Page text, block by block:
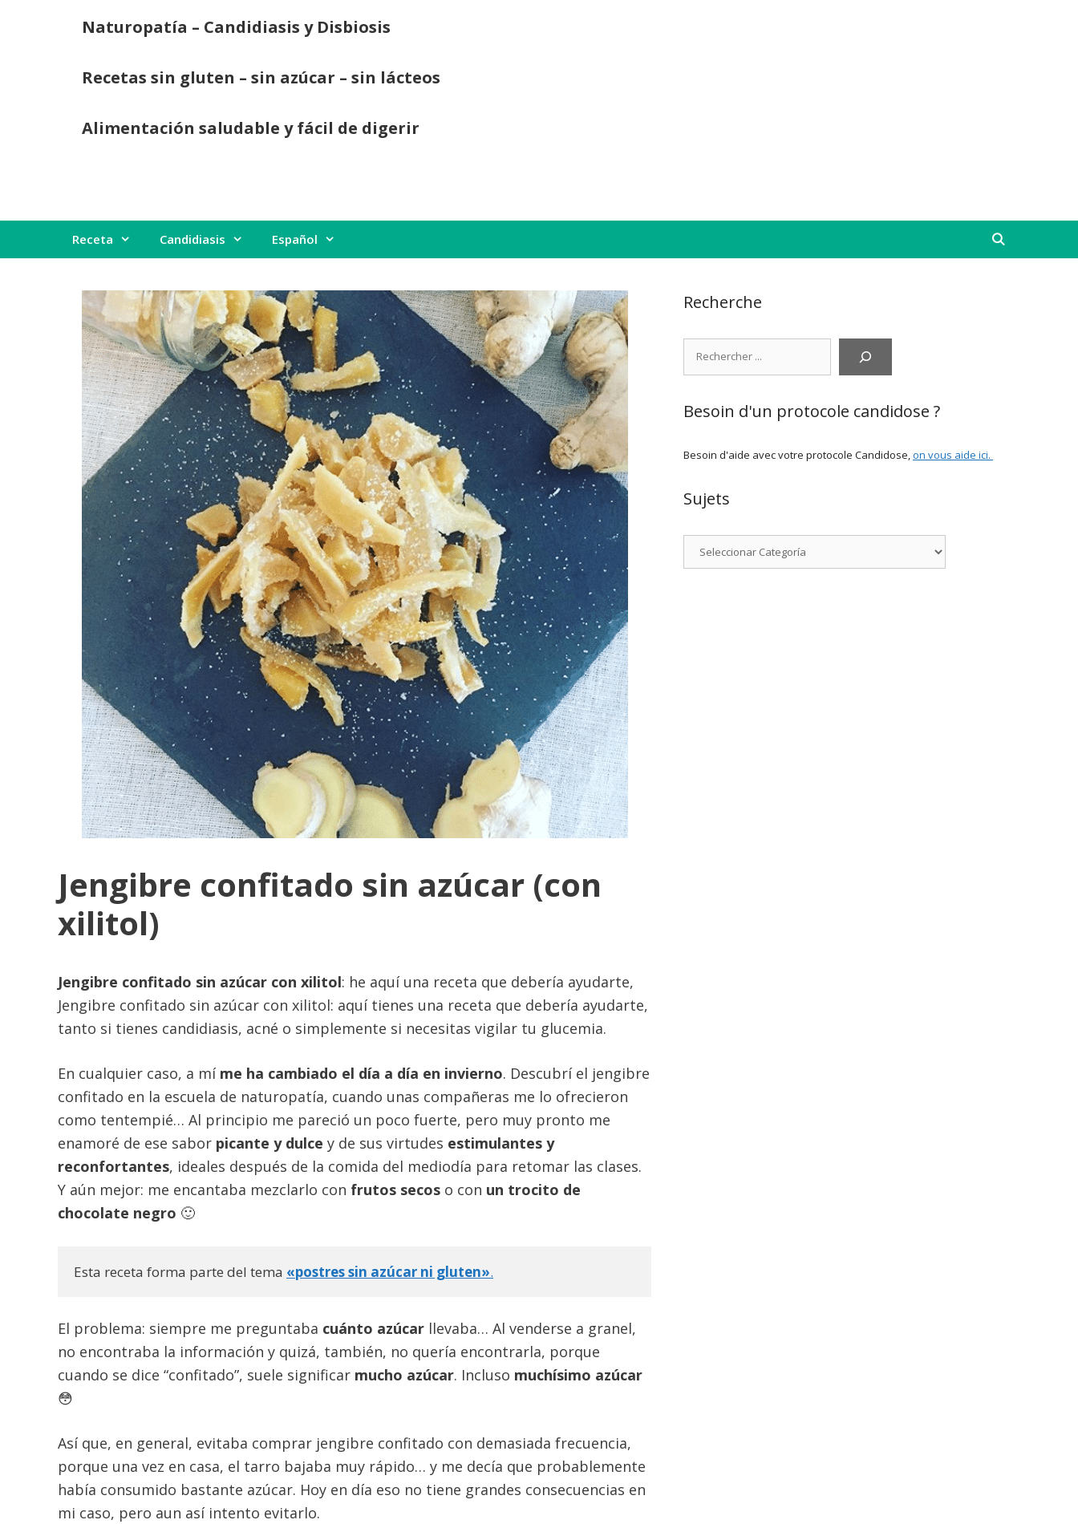
Naturopatía – Candidiasis y Disbiosis
Recetas sin gluten – sin azúcar – sin lácteos
Alimentación saludable y fácil de digerir
Receta Candidiasis Español
Jengibre confitado sin azúcar (con
xilitol)
Jengibre confitado sin azúcar con xilitol: he aquí una receta que debería ayudarte,
Jengibre confitado sin azúcar con xilitol: aquí tienes una receta que debería ayudarte,
tanto si tienes candidiasis, acné o simplemente si necesitas vigilar tu glucemia.
En cualquier caso, a mí me ha cambiado el día a día en invierno. Descubrí el jengibre
confitado en la escuela de naturopatía, cuando unas compañeras me lo ofrecieron
como tentempié… Al principio me pareció un poco fuerte, pero muy pronto me
enamoré de ese sabor picante y dulce y de sus virtudes estimulantes y
reconfortantes, ideales después de la comida del mediodía para retomar las clases.
Y aún mejor: me encantaba mezclarlo con frutos secos o con un trocito de
chocolate negro 🙂
Esta receta forma parte del tema «postres sin azúcar ni gluten».
El problema: siempre me preguntaba cuánto azúcar llevaba… Al venderse a granel,
no encontraba la información y quizá, también, no quería encontrarla, porque
cuando se dice “confitado”, suele significar mucho azúcar. Incluso muchísimo azúcar
😳
Así que, en general, evitaba comprar jengibre confitado con demasiada frecuencia,
porque una vez en casa, el tarro bajaba muy rápido… y me decía que probablemente
había consumido bastante azúcar. Hoy en día eso no tiene grandes consecuencias en
mi caso, pero aun así intento evitarlo.
Recherche
Besoin d'un protocole candidose ?
Besoin d'aide avec votre protocole Candidose, on vous aide ici.
Sujets